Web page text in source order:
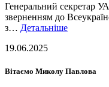
Генеральний секретар
зверненням до
з… Детальніше
19.06.2025
Вітаємо Миколу Павлова